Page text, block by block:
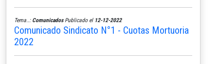
Tema..: ComunicadosPublicado el 12-12-2022
Comunicado Sindicato N°1 - Cuotas Mortuoria
2022